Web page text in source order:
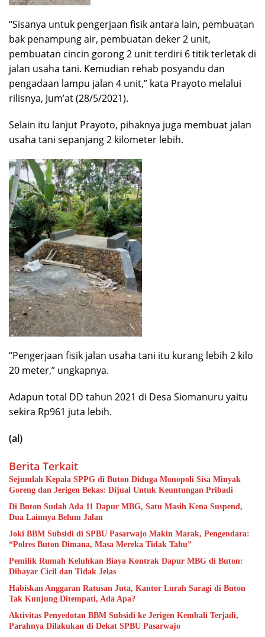
“Sisanya untuk pengerjaan fisik antara lain, pembuatan
bak penampung air, pembuatan deker 2 unit,
pembuatan cincin gorong 2 unit terdiri 6 titik terletak di
jalan usaha tani. Kemudian rehab posyandu dan
pengadaan lampu jalan 4 unit,” kata Prayoto melalui
rilisnya, Jum’at (28/5/2021).
Selain itu lanjut Prayoto, pihaknya juga membuat jalan
usaha tani sepanjang 2 kilometer lebih.
“Pengerjaan fisik jalan usaha tani itu kurang lebih 2 kilo
20 meter,” ungkapnya.
Adapun total DD tahun 2021 di Desa Siomanuru yaitu
sekira Rp961 juta lebih.
(al)
Berita Terkait
Sejumlah Kepala SPPG di Buton Diduga Monopoli Sisa Minyak
Goreng dan Jerigen Bekas: Dijual Untuk Keuntungan Pribadi
Di Buton Sudah Ada 11 Dapur MBG, Satu Masih Kena Suspend,
Dua Lainnya Belum Jalan
Joki BBM Subsidi di SPBU Pasarwajo Makin Marak, Pengendara:
“Polres Buton Dimana, Masa Mereka Tidak Tahu”
Pemilik Rumah Keluhkan Biaya Kontrak Dapur MBG di Buton:
Dibayar Cicil dan Tidak Jelas
Habiskan Anggaran Ratusan Juta, Kantor Lurah Saragi di Buton
Tak Kunjung Ditempati, Ada Apa?
Aktivitas Penyedotan BBM Subsidi ke Jerigen Kembali Terjadi,
Parahnya Dilakukan di Dekat SPBU Pasarwajo